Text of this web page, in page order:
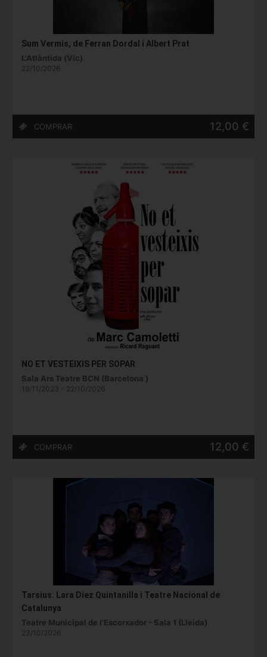
Sum Vermis, de Ferran Dordal i Albert Prat
L'Atlàntida (Vic)
22/10/2026
12,00 €
NO ET VESTEIXIS PER SOPAR
Sala Ars Teatre BCN (Barcelona )
19/11/2023 - 22/10/2026
12,00 €
Tarsius. Lara Díez Quintanilla i Teatre Nacional de
Catalunya
Teatre Municipal de l'Escorxador - Sala 1 (Lleida)
23/10/2026